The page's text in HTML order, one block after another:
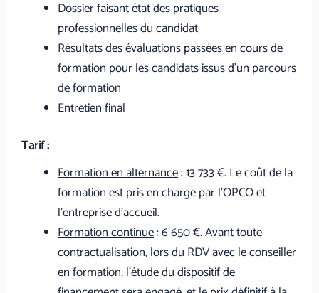
Dossier faisant état des pratiques
professionnelles du candidat
Résultats des évaluations passées en cours de
formation pour les candidats issus d’un parcours
de formation
Entretien final
Tarif :
Formation en alternance: 13 733 €. Le coût de la
formation est pris en charge par l’OPCO et
l’entreprise d’accueil.
Formation continue: 6 650 €. Avant toute
contractualisation, lors du RDV avec le conseiller
en formation, l’étude du dispositif de